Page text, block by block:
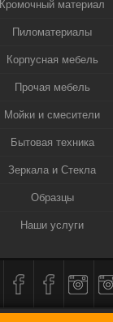
Кромочный материал
Пиломатериалы
Корпусная мебель
Прочая мебель
Мойки и смесители
Бытовая техника
Зеркала и Стекла
Образцы
Наши услуги